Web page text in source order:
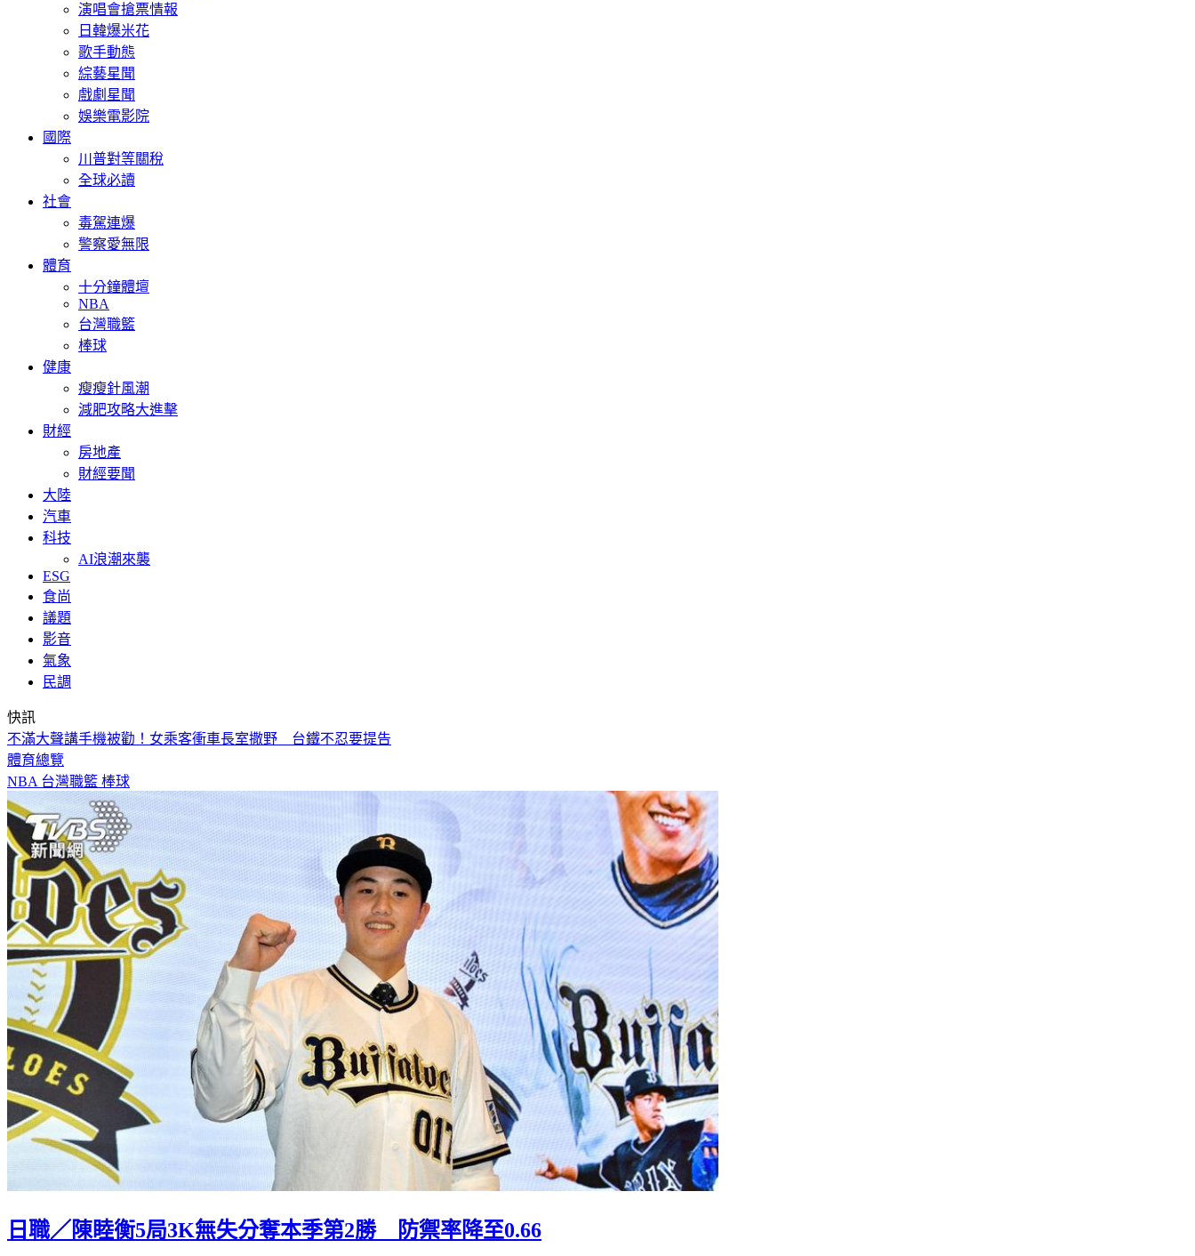
演唱會搶票情報
日韓爆米花
歌手動態
綜藝星聞
戲劇星聞
娛樂電影院
國際
川普對等關稅
全球必讀
社會
毒駕連爆
警察愛無限
體育
十分鐘體壇
NBA
台灣職籃
棒球
健康
瘦瘦針風潮
減肥攻略大進擊
財經
房地產
財經要聞
大陸
汽車
科技
AI浪潮來襲
ESG
食尚
議題
影音
氣象
民調
快訊
白海豚減弱為輕颱 暴風圈逐漸縮小
體育總覽
NBA 台灣職籃 棒球
日職／陳睦衡5局3K無失分奪本季第2勝 防禦率降至0.66